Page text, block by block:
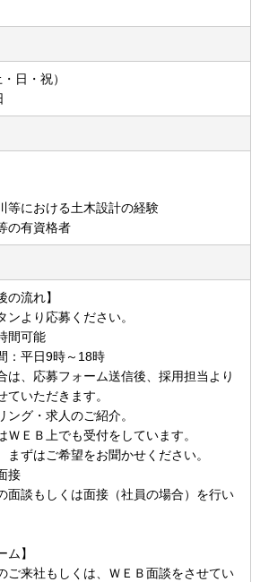
日・祝）
等における土木設計の経験
の有資格者
の流れ】
より応募ください。
間可能
：平日9時～18時
、応募フォーム送信後、採用担当より
いただきます。
グ・求人のご紹介。
ＷＥＢ上でも受付をしています。
まずはご希望をお聞かせください。
接
面談もしくは面接（社員の場合）を行い
ム】
ご来社もしくは、ＷＥＢ面談をさせてい